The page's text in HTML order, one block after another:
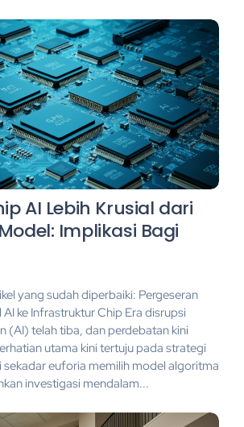
AI Lebih Krusial dari
Implikasi Bagi
yang sudah diperbaiki: Pergeseran
ke Infrastruktur Chip Era disrupsi
(AI) telah tiba, dan perdebatan kini
utama kini tertuju pada strategi
sekadar euforia memilih model algoritma
investigasi mendalam...